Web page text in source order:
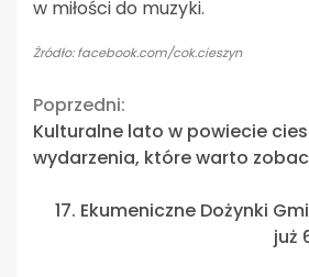
w miłości do muzyki.
Źródło: facebook.com/cok.cieszyn
Continue
Reading
Poprzedni:
Kulturalne lato w powiecie
wydarzenia, które warto
17. Ekumeniczne Dożynki
już